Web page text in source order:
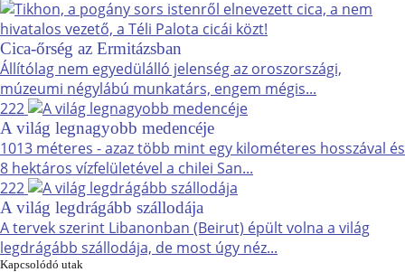
Cica-őrség az Ermitázsban
Állítólag nem egyedülálló jelenség az oroszországi,
múzeumi négylábú munkatárs, engem mégis...
222
A világ legnagyobb medencéje
1013 méteres - azaz több mint egy kilométeres hosszával és
8 hektáros vízfelületével a chilei San...
222
A világ legdrágább szállodája
A tervek szerint Libanonban (Beirut) épült volna a világ
legdrágább szállodája, de most úgy néz...
Kapcsolódó utak